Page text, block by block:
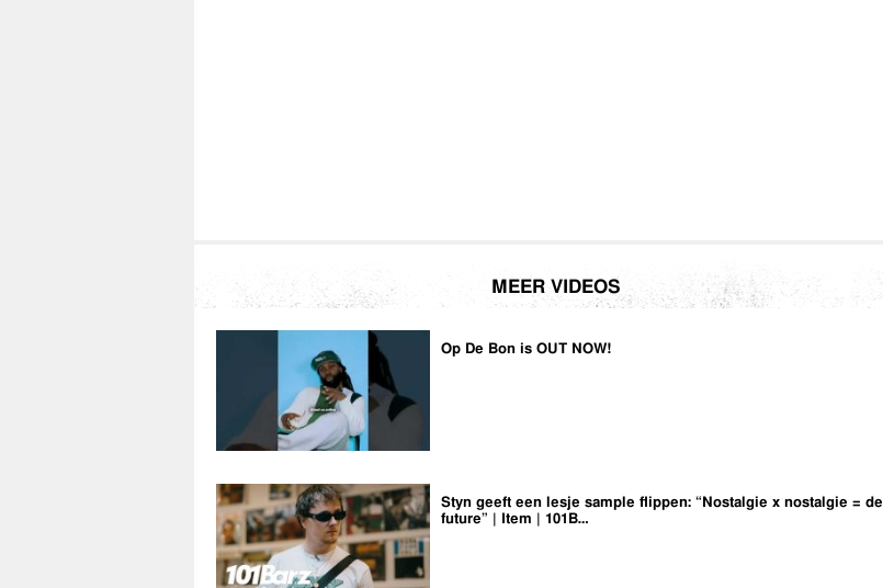
MEER VIDEOS
Op De Bon is OUT NOW!
Styn geeft een lesje sample flippen: “Nostalgie x nostalgie = de
future” | Item | 101B…